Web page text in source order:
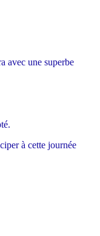
avec une superbe
à cette journée